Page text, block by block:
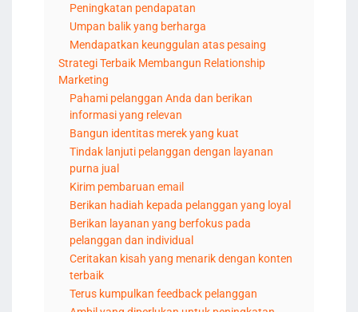
Peningkatan pendapatan
Umpan balik yang berharga
Mendapatkan keunggulan atas pesaing
Strategi Terbaik Membangun Relationship
Marketing
Pahami pelanggan Anda dan berikan
informasi yang relevan
Bangun identitas merek yang kuat
Tindak lanjuti pelanggan dengan layanan
purna jual
Kirim pembaruan email
Berikan hadiah kepada pelanggan yang loyal
Berikan layanan yang berfokus pada
pelanggan dan individual
Ceritakan kisah yang menarik dengan konten
terbaik
Terus kumpulkan feedback pelanggan